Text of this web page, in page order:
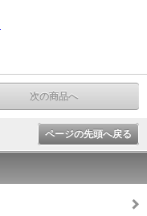
次の商品へ
ページの先頭へ戻る